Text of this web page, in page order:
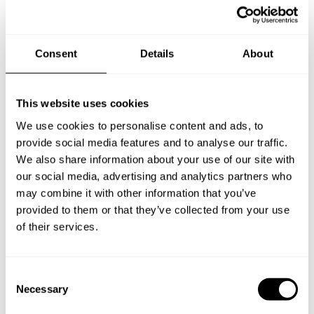
Consent Details About
This website uses cookies
We use cookies to personalise content and ads, to
provide social media features and to analyse our traffic.
We also share information about your use of our site with
our social media, advertising and analytics partners who
may combine it with other information that you’ve
provided to them or that they’ve collected from your use
of their services.
Necessary
you a custom menu just for you.